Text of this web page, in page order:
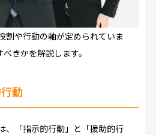
割や行動の軸が定められていま
きかを解説します。
動
、「指示的行動」と「援助的行